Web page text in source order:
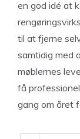
en god idé at
til at fjerne
samtidig med
møblernes
få
gang om året